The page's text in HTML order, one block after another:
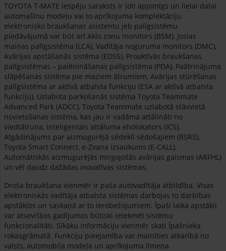
TOYOTA T-MATE iespēju saraksts ir ļoti apjomīgs un lielai daļai
automašīnu modeļu vai to aprīkojuma komplektāciju
elektronisko braukšanas asistentu jeb palīgsistēmu
piedāvājumā var būt arī Aklo zonu monitors (BSM), Joslas
maiņas palīgsistēma (LCA), Vadītāja noguruma monitors (DMC),
Avārijas apstāšanās sistēma (EDSS), Proaktīvās braukšanas
palīgsistēmas – palēnināšanas palīgsistēma (PDA), Paātrinājuma
slāpēšanas sistēma pie maziem ātrumiem, Avārijas stūrēšanas
palīgsistēma ar aktīvā atbalsta funkciju (ESA ar aktīvā atbalsta
funkciju), Uzlabota parkošanās sistēma Toyota Teammate
Advanced Park (ADCC), Toyota Teammate uzlabotā stāvvietā
novietošanas sistēma, kas jau ir vadāma attālināti no
viedtālruņa, Inteliģentais attāluma eholokators (ICS),
Atgādinājums par aizmugurējā sēdeklī sēdošajiem (RSRS),
Toyota Smart Connect, e-Zvana izsaukums (E-CALL),
Automātiskās aizmugurējās mirgojošās avārijas gaismas (ARFHL)
un vēl daudz dažādas inovatīvas sistēmas.
Droša braukšana vienmēr ir paša autovadītāja atbildība. Visas
elektroniskās vadītāja atbalsta sistēmas darbojas to darbības
apstākļos un saskaņā ar to ierobežojumiem. Īpaši laika apstākļi
var atsevišķos gadījumos būtiski ietekmēt sistēmu
funkcionalitāti. Sīkāku informāciju vienmēr skati Īpašnieka
rokasgrāmatā. Funkciju pieejamība var mainīties atkarībā no
valsts, automobiļa modeļa un aprīkojuma līmeņa.